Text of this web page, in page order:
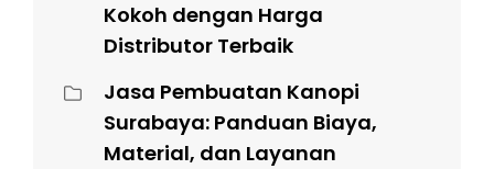
Kokoh dengan Harga
Distributor Terbaik
Jasa Pembuatan Kanopi
Surabaya: Panduan Biaya,
Material, dan Layanan